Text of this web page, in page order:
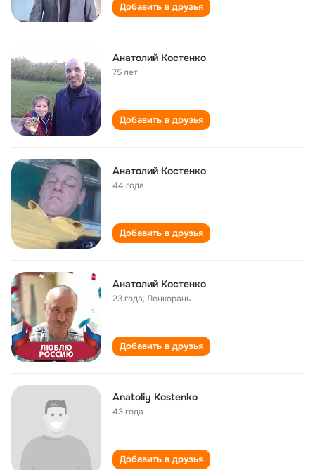
Добавить в друзья
Анатолий Костенко
75 лет
Добавить в друзья
Анатолий Костенко
44 года
Добавить в друзья
Анатолий Костенко
23 года,Ленкорань
Добавить в друзья
Anatoliy Kostenko
43 года
Добавить в друзья